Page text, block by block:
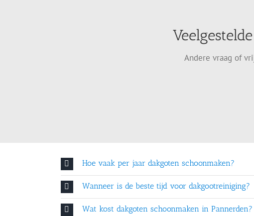
Andere vraag of
Hoe vaak per jaar dakgoten schoonmaken?
Wanneer is de beste tijd voor dakgootreiniging?
Wat kost dakgoten schoonmaken in Pannerden?